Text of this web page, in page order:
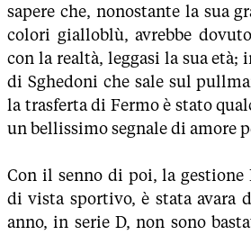
sapere che, nonostante la sua
colori gialloblù, avrebbe
con la realtà, leggasi la sua età;
di Sghedoni che sale sul
la trasferta di Fermo è stato
un bellissimo segnale di amore
Con il senno di poi, la
di vista sportivo, è stata
anno, in serie D, non sono